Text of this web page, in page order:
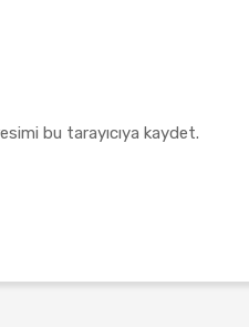
bu tarayıcıya kaydet.